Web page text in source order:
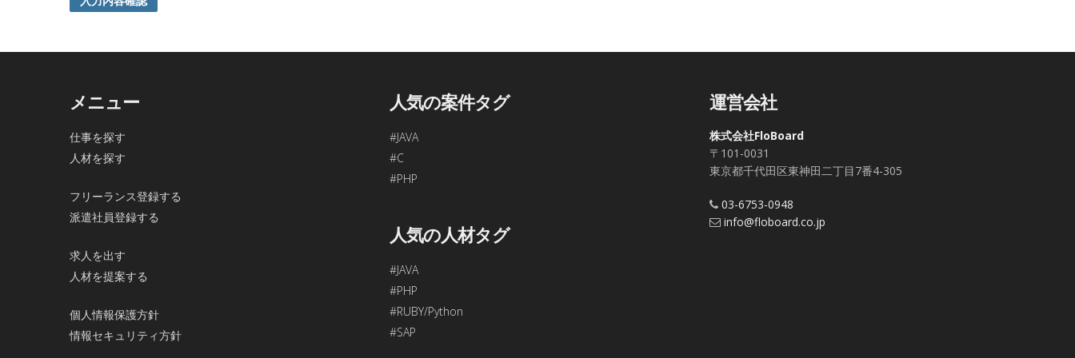
ご本人の同意がある場合または法令に基づく場合を除き、今回ご入力頂く個人情報は第三者に提供しません。
ご自身の個人情報の開示等（利用目的の通知、開示、内容の訂正・追加・削除、利用の停止または消去、第三者への提供
なお、個人情報に関する弊社問合わせ先は、次の通りです。
〒101-0031 東京都千代田区東神田二丁目7番4-305
メールアドレス: info@floboard.co.jp TEL: 03-6753-0948
（受付時間 9:00～18:00 ※土・日曜日、祝日、年末年始、ゴールデンウィークを除く)
6. 個人情報における任意性について
個人情報のご提供は、ご本人の任意です。ただし、必須項目をご入力頂けない場合は本フォームをご利用頂けませんの
メニュー
仕事を探す
人材を探す
フリーランス登録する
派遣社員登録する
求人を出す
人材を提案する
個人情報保護方針
情報セキュリティ方針
人気の案件タグ
#JAVA
#C
#PHP
人気の人材タグ
#JAVA
#PHP
#RUBY/Python
#SAP
運営会社
株式会社FloBoard
〒101-0031
東京都千代田区東神田二丁目7番4-305
03-6753-0948
info@floboard.co.jp